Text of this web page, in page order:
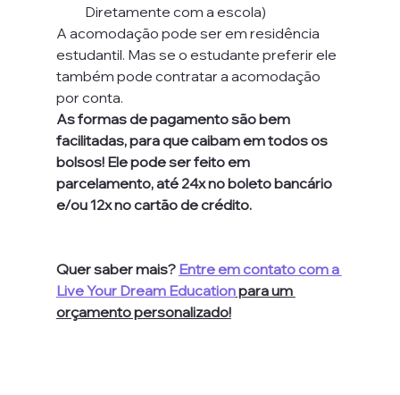
Diretamente com a escola)
A acomodação pode ser em residência
estudantil. Mas se o estudante preferir ele
também pode contratar a acomodação
por conta.
As formas de pagamento são bem
facilitadas, para que caibam em todos os
bolsos! Ele pode ser feito em
parcelamento, até 24x no boleto bancário
e/ou 12x no cartão de crédito.
Quer saber mais? Entre em contato com a
Live Your Dream Education para um
orçamento personalizado!